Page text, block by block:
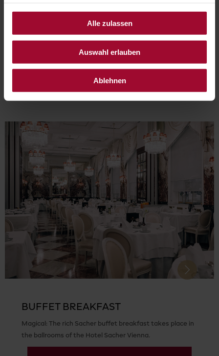
Alle zulassen
Auswahl erlauben
Ablehnen
WE RECOMMEND FOLLOWING
PRODUCTS:
BUFFET BREAKFAST
Magical: The rich Sacher buffet breakfast takes place in
the ballrooms of the Hotel Sacher Vienna.